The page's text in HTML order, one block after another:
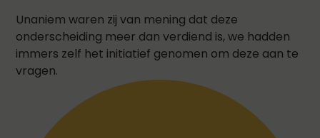
Unaniem waren zij van mening dat deze
onderscheiding meer dan verdiend is, we hadden
immers zelf het initiatief genomen om deze aan te
vragen.